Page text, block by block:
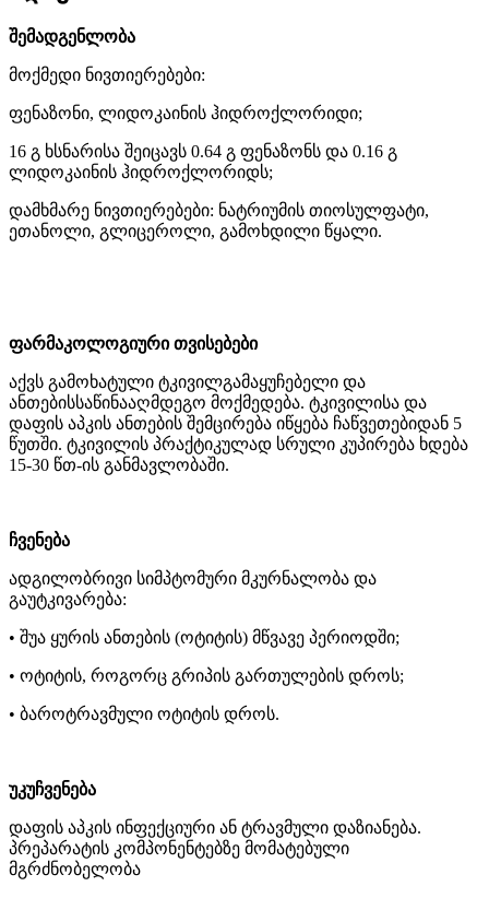
შემადგენლობა
მოქმედი ნივთიერებები:
ფენაზონი, ლიდოკაინის ჰიდროქლორიდი;
16 გ ხსნარისა შეიცავს 0.64 გ ფენაზონს და 0.16 გ
ლიდოკაინის ჰიდროქლორიდს;
დამხმარე ნივთიერებები: ნატრიუმის თიოსულფატი,
ეთანოლი, გლიცეროლი, გამოხდილი წყალი.
ფარმაკოლოგიური თვისებები
აქვს გამოხატული ტკივილგამაყუჩებელი და
ანთებისსაწინააღმდეგო მოქმედება. ტკივილისა და
დაფის აპკის ანთების შემცირება იწყება ჩაწვეთებიდან 5
წუთში. ტკივილის პრაქტიკულად სრული კუპირება ხდება
15-30 წთ-ის განმავლობაში.
ჩვენება
ადგილობრივი სიმპტომური მკურნალობა და
გაუტკივარება:
• შუა ყურის ანთების (ოტიტის) მწვავე პერიოდში;
• ოტიტის, როგორც გრიპის გართულების დროს;
• ბაროტრავმული ოტიტის დროს.
უკუჩვენება
დაფის აპკის ინფექციური ან ტრავმული დაზიანება.
პრეპარატის კომპონენტებზე მომატებული
მგრძნობელობა